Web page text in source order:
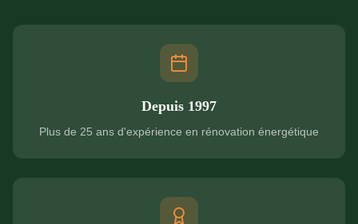
Depuis 1997
Plus de 25 ans d'expérience en rénovation énergétique